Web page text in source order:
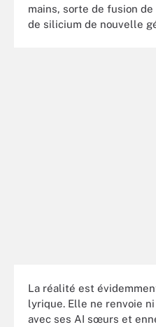
mains, sorte de fusion de
de silicium de nouvelle
La réalité est
lyrique. Elle ne renvoie
avec ses AI sœurs et